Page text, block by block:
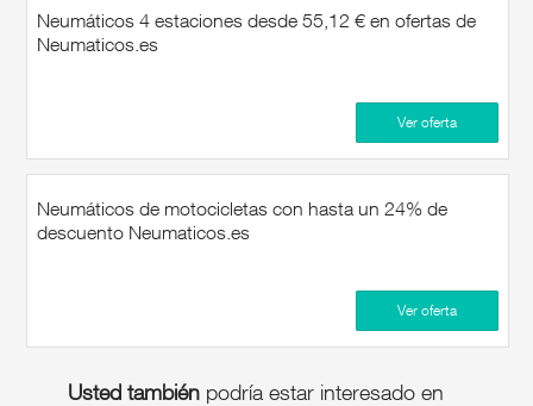
Neumáticos 4 estaciones desde 55,12 € en ofertas de
Neumaticos.es
Ver oferta
Neumáticos de motocicletas con hasta un 24% de
descuento Neumaticos.es
Ver oferta
Usted tambiénpodría estar interesado en